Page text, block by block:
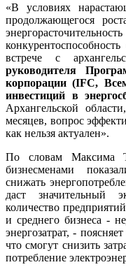
«В условиях
продолжающегося
встрече с
руководителя
корпорации (IFC,
инвестиций в
Архангельской
месяцев, вопрос
как нельзя актуален».
По словам Максима
бизнесменами
снижать
даст значительный
количество
и среднего бизнеса -
энергозатрат, -
что смогут снизить
потребление